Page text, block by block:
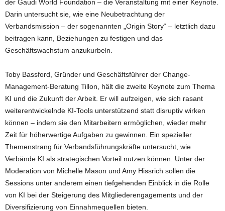
der Gaudi World Foundation – die Veranstaltung mit einer Keynote.
Darin untersucht sie, wie eine Neubetrachtung der
Verbandsmission – der sogenannten „Origin Story“ – letztlich dazu
beitragen kann, Beziehungen zu festigen und das
Geschäftswachstum anzukurbeln.
Toby Bassford, Gründer und Geschäftsführer der Change-
Management-Beratung Tillon, hält die zweite Keynote zum Thema
KI und die Zukunft der Arbeit. Er will aufzeigen, wie sich rasant
weiterentwickelnde KI-Tools unterstützend statt disruptiv wirken
können – indem sie den Mitarbeitern ermöglichen, wieder mehr
Zeit für höherwertige Aufgaben zu gewinnen. Ein spezieller
Themenstrang für Verbandsführungskräfte untersucht, wie
Verbände KI als strategischen Vorteil nutzen können. Unter der
Moderation von Michelle Mason und Amy Hissrich sollen die
Sessions unter anderem einen tiefgehenden Einblick in die Rolle
von KI bei der Steigerung des Mitgliederengagements und der
Diversifizierung von Einnahmequellen bieten.